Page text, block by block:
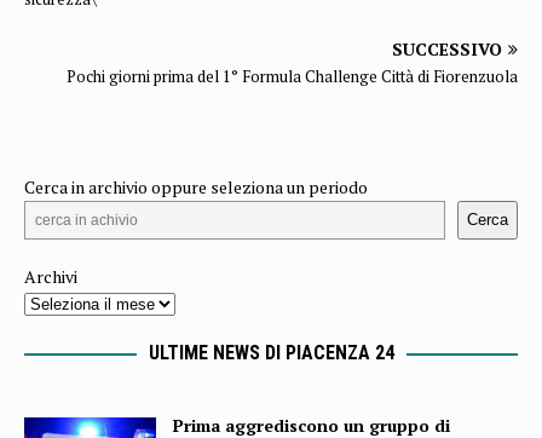
SUCCESSIVO
Pochi giorni prima del 1° Formula Challenge Città di Fiorenzuola
Cerca in archivio oppure seleziona un periodo
Cerca
Archivi
ULTIME NEWS DI PIACENZA 24
Prima aggrediscono un gruppo di